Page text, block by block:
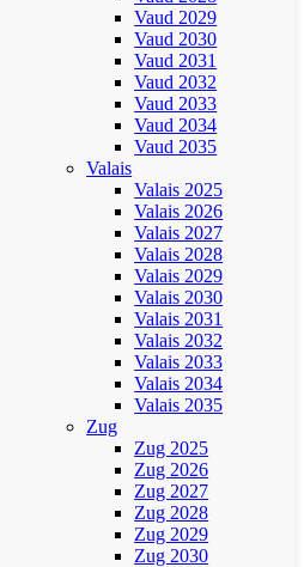
Vaud 2029
Vaud 2030
Vaud 2031
Vaud 2032
Vaud 2033
Vaud 2034
Vaud 2035
Valais
Valais 2025
Valais 2026
Valais 2027
Valais 2028
Valais 2029
Valais 2030
Valais 2031
Valais 2032
Valais 2033
Valais 2034
Valais 2035
Zug
Zug 2025
Zug 2026
Zug 2027
Zug 2028
Zug 2029
Zug 2030